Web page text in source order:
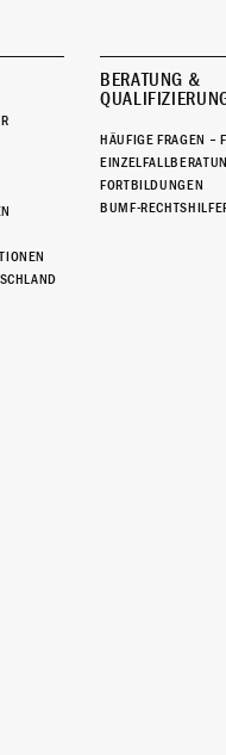
BERATUNG &
HÄUFIGE FRAGEN –
FORTBILDUNGEN
BUMF-